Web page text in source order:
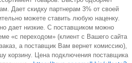
Дает скидку партнерам 3% от своей
можете ставить любую наценку.
дает низкие. С поставщиком можно
«с переходом» (клиент с Вашего сайта
а поставщик Вам вернет комиссию),
корзину. Цена подключения поставщика